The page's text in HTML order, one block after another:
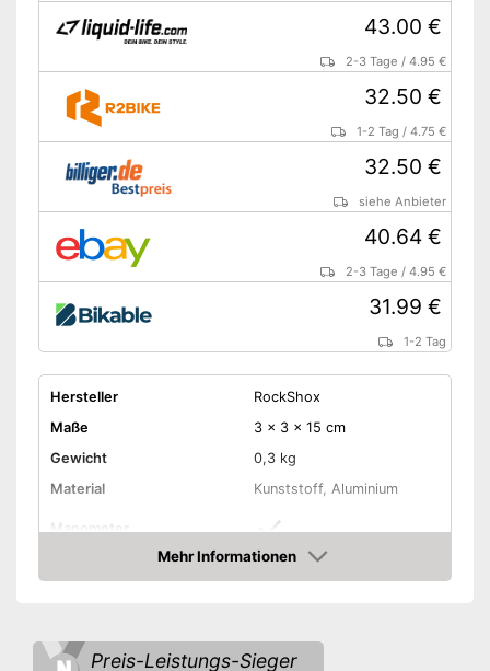
43.00 €
2-3 Tage /4.95 €
32.50 €
1-2 Tag /4.75 €
32.50 €
siehe Anbieter
40.64 €
2-3 Tage /4.95 €
31.99 €
1-2 Tag
Hersteller
RockShox
Maße
3 x 3 x 15 cm
Gewicht
0,3 kg
Material
Kunststoff, Aluminium
Manometer
41 bar
Handluftpumpe
Mehr Informationen
Amazon
Preis-Leistungs-Sieger